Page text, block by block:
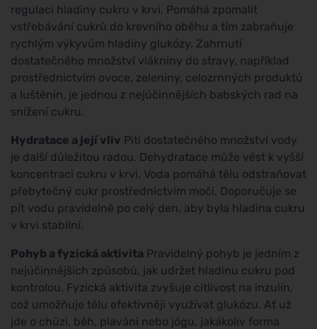
regulaci hladiny cukru v krvi. Pomáhá zpomalit
vstřebávání cukrů do krevního oběhu a tím zabraňuje
rychlým výkyvům hladiny glukózy. Zahrnutí
dostatečného množství vlákniny do stravy, například
prostřednictvím ovoce, zeleniny, celozrnných produktů
a luštěnin, je jednou z nejúčinnějších babských rad na
snížení cukru.
Hydratace a její vliv Pití dostatečného množství vody
je další důležitou radou. Dehydratace může vést k vyšší
koncentraci cukru v krvi. Voda pomáhá tělu odstraňovat
přebytečný cukr prostřednictvím moči. Doporučuje se
pít vodu pravidelně po celý den, aby byla hladina cukru
v krvi stabilní.
Pohyb a fyzická aktivita Pravidelný pohyb je jedním z
nejúčinnějších způsobů, jak udržet hladinu cukru pod
kontrolou. Fyzická aktivita zvyšuje citlivost na inzulín,
což umožňuje tělu efektivněji využívat glukózu. Ať už
jde o chůzi, běh, plavání nebo jógu, jakákoliv forma